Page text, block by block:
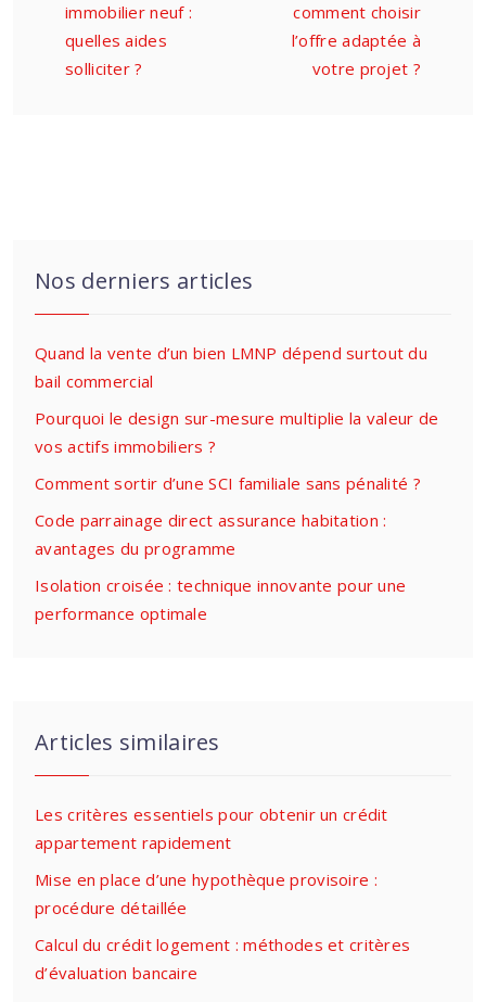
immobilier neuf :
quelles aides
solliciter ?
comment choisir
l’offre adaptée à
votre projet ?
Nos derniers articles
Quand la vente d’un bien LMNP dépend surtout du
bail commercial
Pourquoi le design sur-mesure multiplie la valeur de
vos actifs immobiliers ?
Comment sortir d’une SCI familiale sans pénalité ?
Code parrainage direct assurance habitation :
avantages du programme
Isolation croisée : technique innovante pour une
performance optimale
Articles similaires
Les critères essentiels pour obtenir un crédit
appartement rapidement
Mise en place d’une hypothèque provisoire :
procédure détaillée
Calcul du crédit logement : méthodes et critères
d’évaluation bancaire